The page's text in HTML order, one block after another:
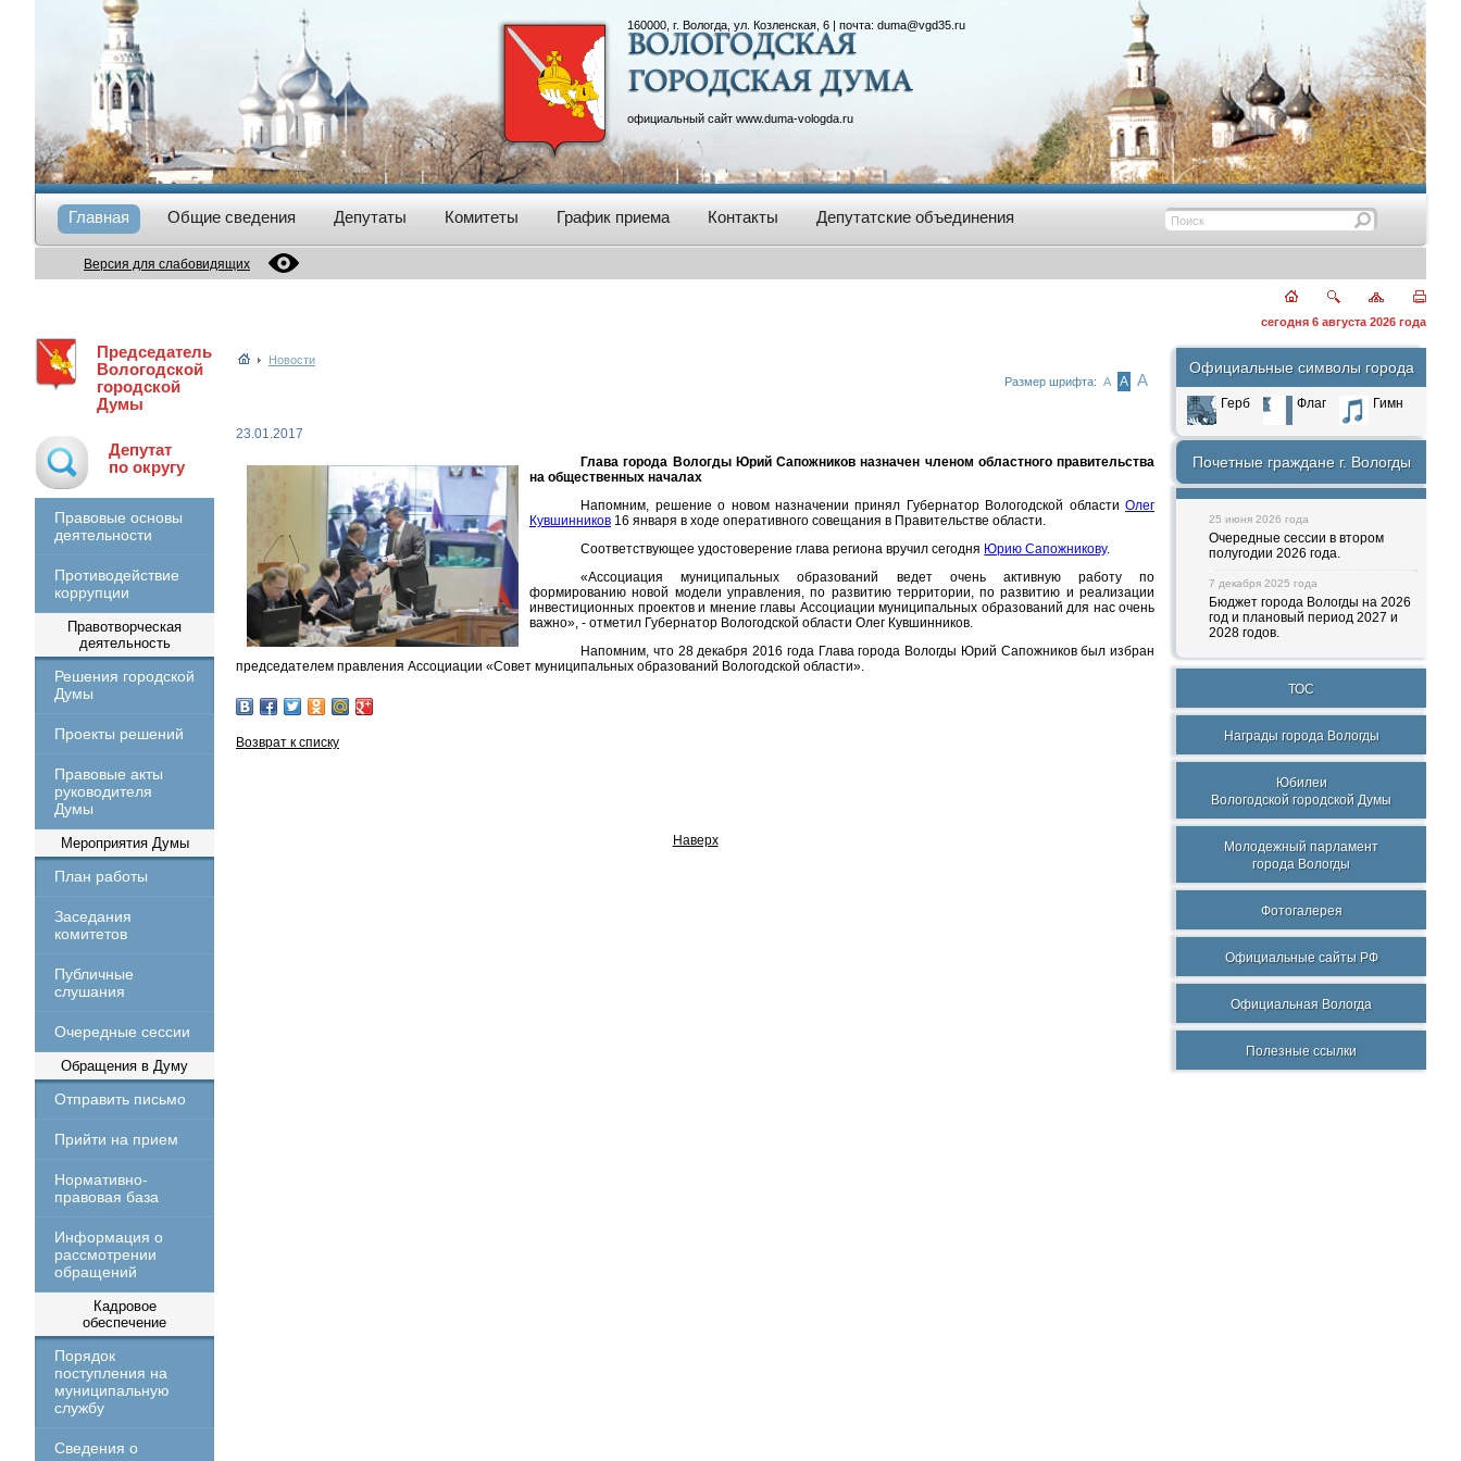
160000, г. Вологда, ул. Козленская, 6 | почта: duma@vgd35.ru
официальный сайт www.duma-vologda.ru
Главная Общие сведения Депутаты Комитеты График приема Контакты Депутатские объединения
Версия для слабовидящих
сегодня 6 августа 2026 года
Председатель
Вологодской
городской
Думы
Депутат
по округу
Правовые основы
деятельности
Противодействие
коррупции
Правотворческая
деятельность
Решения городской
Думы
Проекты решений
Правовые акты
руководителя
Думы
Мероприятия Думы
План работы
Заседания
комитетов
Публичные
слушания
Очередные сессии
Обращения в Думу
Отправить письмо
Прийти на прием
Нормативно-
правовая база
Информация о
рассмотрении
обращений
Кадровое
обеспечение
Порядок
поступления на
муниципальную
службу
Сведения о
Новости
Размер шрифта: А А А
23.01.2017
Глава города Вологды Юрий Сапожников назначен членом областного правительства
на общественных началах
Напомним, решение о новом назначении принял Губернатор Вологодской области Олег
Кувшинников 16 января в ходе оперативного совещания в Правительстве области.
Соответствующее удостоверение глава региона вручил сегодня Юрию Сапожникову.
«Ассоциация муниципальных образований ведет очень активную работу по
формированию новой модели управления, по развитию территории, по развитию и реализации
инвестиционных проектов и мнение главы Ассоциации муниципальных образований для нас очень
важно», - отметил Губернатор Вологодской области Олег Кувшинников.
Напомним, что 28 декабря 2016 года Глава города Вологды Юрий Сапожников был избран
председателем правления Ассоциации «Совет муниципальных образований Вологодской области».
Возврат к списку
Наверх
Официальные символы города
Герб Флаг Гимн
Почетные граждане г. Вологды
25 июня 2026 года
Очередные сессии в втором
полугодии 2026 года.
7 декабря 2025 года
Бюджет города Вологды на 2026
год и плановый период 2027 и
2028 годов.
ТОС
Награды города Вологды
Юбилеи
Вологодской городской Думы
Молодежный парламент
города Вологды
Фотогалерея
Официальные сайты РФ
Официальная Вологда
Полезные ссылки